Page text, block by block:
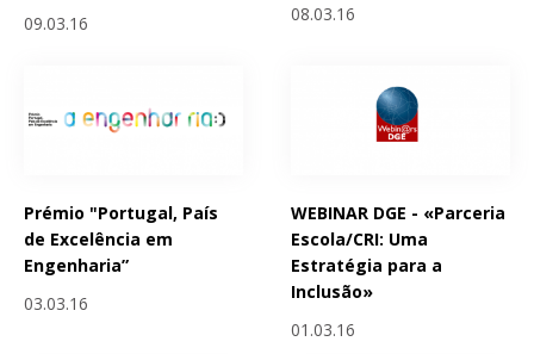
09.03.16
08.03.16
Prémio "Portugal, País
de Excelência em
Engenharia”
03.03.16
WEBINAR DGE - «Parceria
Escola/CRI: Uma
Estratégia para a
Inclusão»
01.03.16